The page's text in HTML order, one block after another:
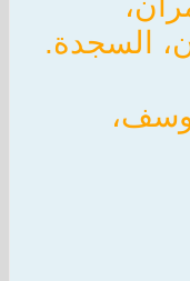
السجدة.